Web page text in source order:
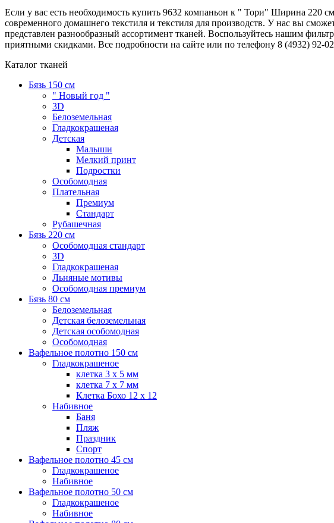
Если у вас есть необходимость купить 9632 компаньон к " Тори" Ширина 220
современного домашнего текстиля и текстиля для производств. У нас вы
представлен разнообразный ассортимент тканей. Воспользуйтесь нашим
приятными скидками. Все подробности на сайте или по телефону 8 (4932) 92-
Каталог тканей
Бязь 150 см
" Новый год "
3D
Белоземельная
Гладкокрашеная
Детская
Малыши
Мелкий принт
Подростки
Особомодная
Плательная
Премиум
Стандарт
Рубашечная
Бязь 220 см
Особомодная стандарт
3D
Гладкокрашеная
Льняные мотивы
Особомодная премиум
Бязь 80 см
Белоземельная
Детская белоземельная
Детская особомодная
Особомодная
Вафельное полотно 150 см
Гладкокрашеное
клетка 3 х 5 мм
клетка 7 х 7 мм
Клетка Бохо 12 x 12
Набивное
Баня
Пляж
Праздник
Спорт
Вафельное полотно 45 см
Гладкокрашеное
Набивное
Вафельное полотно 50 см
Гладкокрашеное
Набивное